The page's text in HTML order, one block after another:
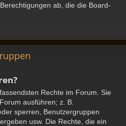
ab, die die Board-
Rechte im Forum. Sie
ausführen; z. B.
sperren, Benutzergruppen
usw. Die Rechte, die ein